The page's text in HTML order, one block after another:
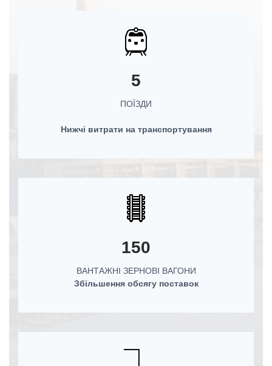
5
ПОЇЗДИ
Нижчі витрати на транспортування
150
ВАНТАЖНІ ЗЕРНОВІ ВАГОНИ
Збільшення обсягу поставок